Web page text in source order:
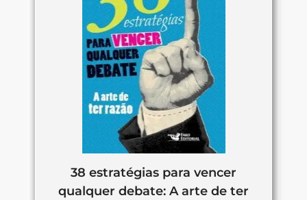
38 estratégias para vencer
qualquer debate: A arte de ter